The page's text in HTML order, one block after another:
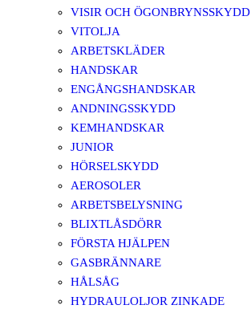
VISIR OCH ÖGONBRYNSSKYDD
VITOLJA
ARBETSKLÄDER
HANDSKAR
ENGÅNGSHANDSKAR
ANDNINGSSKYDD
KEMHANDSKAR
JUNIOR
HÖRSELSKYDD
AEROSOLER
ARBETSBELYSNING
BLIXTLÅSDÖRR
FÖRSTA HJÄLPEN
GASBRÄNNARE
HÅLSÅG
HYDRAULOLJOR ZINKADE